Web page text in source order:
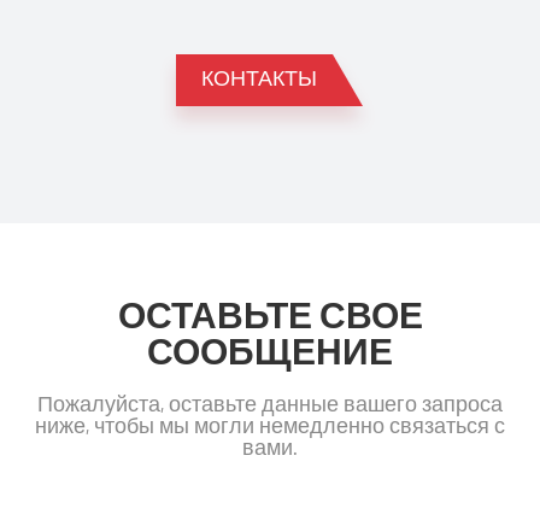
раз — перед загрузкой контейнера.
КОНТАКТЫ
ОСТАВЬТЕ СВОЕ
СООБЩЕНИЕ
Пожалуйста, оставьте данные вашего запроса
ниже, чтобы мы могли немедленно связаться с
вами.